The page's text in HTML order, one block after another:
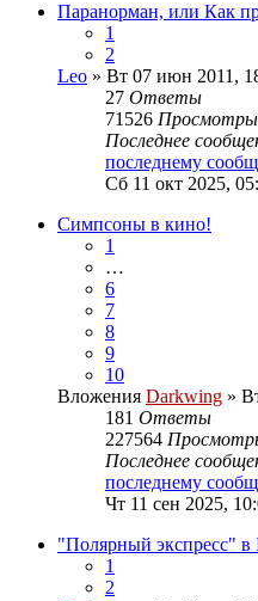
Паранорман, или Как
1
2
Leo » Вт 07 июн 2011,
27 Ответы
71526 Просмотры
Последнее
последнему
Сб 11 окт 2025,
Симпсоны в кино!
1
…
6
7
8
9
10
Вложения Darkwing »
181 Ответы
227564
Последнее
последнему
Чт 11 сен 2025,
"Полярный экспресс"
1
2